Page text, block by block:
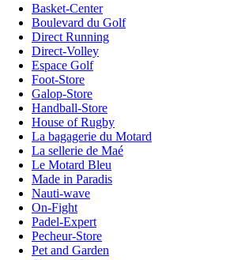
Basket-Center
Boulevard du Golf
Direct Running
Direct-Volley
Espace Golf
Foot-Store
Galop-Store
Handball-Store
House of Rugby
La bagagerie du Motard
La sellerie de Maé
Le Motard Bleu
Made in Paradis
Nauti-wave
On-Fight
Padel-Expert
Pecheur-Store
Pet and Garden